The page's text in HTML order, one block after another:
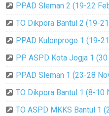
PPAD Sleman 2 (19-22
TO Dikpora Bantul 2 (19-
PPAD Kulonprogo 1 (19-
PP ASPD Kota Jogja 1
PPAD Sleman 1 (23-28
TO Dikpora Bantul 1 (8-10
TO ASPD MKKS Bantul 1